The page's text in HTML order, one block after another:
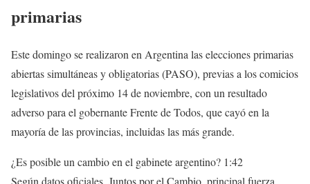
primarias
Este domingo se realizaron en Argentina las elecciones primarias
abiertas simultáneas y obligatorias (PASO), previas a los comicios
legislativos del próximo 14 de noviembre, con un resultado
adverso para el gobernante Frente de Todos, que cayó en la
mayoría de las provincias, incluidas las más grande.
¿Es posible un cambio en el gabinete argentino? 1:42
Según datos oficiales, Juntos por el Cambio, principal fuerza